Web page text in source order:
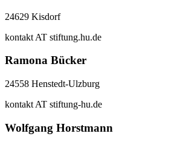
24629 Kisdorf
kontakt AT stiftung.hu.de
Ramona Bücker
24558 Henstedt-Ulzburg
kontakt AT stiftung-hu.de
Wolfgang Horstmann